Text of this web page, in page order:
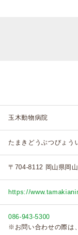
玉木動物病院
たまきどうぶつびょう
〒704-8112 岡山県岡
https://
086-943-5300
※お問い合わせの際は